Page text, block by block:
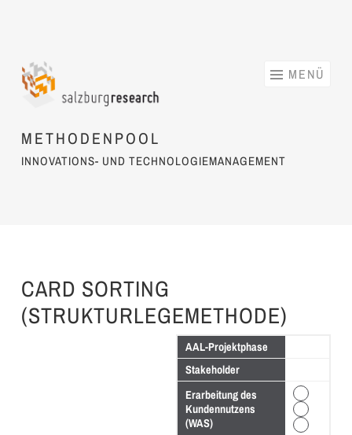
METHODENPOOL
INNOVATIONS- UND TECHNOLOGIEMANAGEMENT
MENÜ
CARD SORTING
(STRUKTURLEGEMETHODE)
AAL-Projektphase
Stakeholder
Erarbeitung des
Kundennutzens
(WAS)